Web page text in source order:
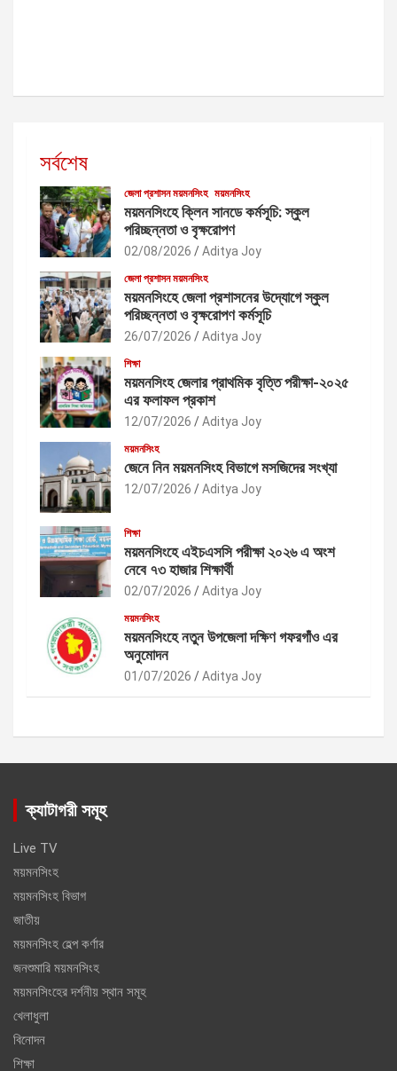
সর্বশেষ
জেলা প্রশাসন ময়মনসিংহ ময়মনসিংহ
ময়মনসিংহে ক্লিন সানডে কর্মসূচি: স্কুল
পরিচ্ছন্নতা ও বৃক্ষরোপণ
02/08/2026 Aditya Joy
জেলা প্রশাসন ময়মনসিংহ
ময়মনসিংহে জেলা প্রশাসনের উদ্যোগে স্কুল
পরিচ্ছন্নতা ও বৃক্ষরোপণ কর্মসূচি
26/07/2026 Aditya Joy
শিক্ষা
ময়মনসিংহ জেলার প্রাথমিক বৃত্তি পরীক্ষা-২০২৫
এর ফলাফল প্রকাশ
12/07/2026 Aditya Joy
ময়মনসিংহ
জেনে নিন ময়মনসিংহ বিভাগে মসজিদের সংখ্যা
12/07/2026 Aditya Joy
শিক্ষা
ময়মনসিংহে এইচএসসি পরীক্ষা ২০২৬ এ অংশ
নেবে ৭৩ হাজার শিক্ষার্থী
02/07/2026 Aditya Joy
ময়মনসিংহ
ময়মনসিংহে নতুন উপজেলা দক্ষিণ গফরগাঁও এর
অনুমোদন
01/07/2026 Aditya Joy
ক্যাটাগরী সমূহ
Live TV
ময়মনসিংহ
ময়মনসিংহ বিভাগ
জাতীয়
ময়মনসিংহ হেল্প কর্ণার
জনশুমারি ময়মনসিংহ
ময়মনসিংহের দর্শনীয় স্থান সমূহ
খেলাধুলা
বিনোদন
শিক্ষা